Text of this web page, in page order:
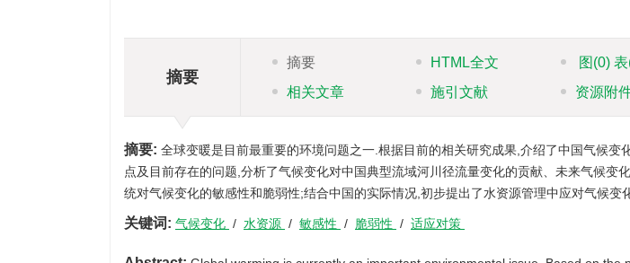
摘要
摘要 HTML全文 图 (0)表
相关文章
施引文献 资源附
摘要: 全球变暖是目前最重要的环境问题之一.根据目前的相关研究成果,介绍了中国气候变
点及目前存在的问题,分析了气候变化对中国典型流域河川径流量变化的贡献、未来气候变
统对气候变化的敏感性和脆弱性;结合中国的实际情况,初步提出了水资源管理中应对气候变
关键词: 气候变化 / 水资源 / 敏感性 / 脆弱性 / 适应对策